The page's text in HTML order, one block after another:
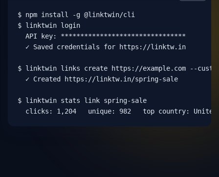
$ npm install -g @linktwin/cli
$ linktwin login
  API key: ********************************
  ✓ Saved credentials for https://linktw.in
$ linktwin links create https://example.com --
  ✓ Created https://linktw.in/spring-sale
$ linktwin stats link spring-sale
clicks: 1,204   unique: 982   top country: United